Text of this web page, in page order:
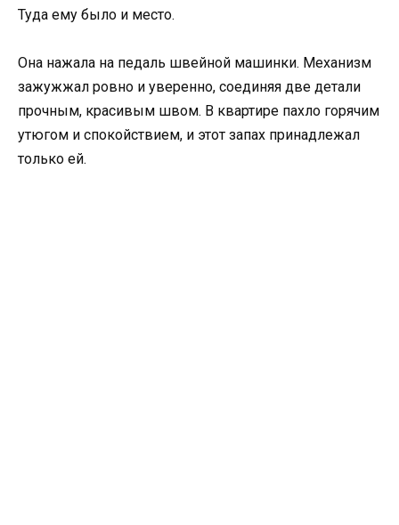
Туда ему было и место.
Она нажала на педаль швейной машинки. Механизм
зажужжал ровно и уверенно, соединяя две детали
прочным, красивым швом. В квартире пахло горячим
утюгом и спокойствием, и этот запах принадлежал
только ей.